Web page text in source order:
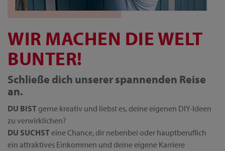
WIR MACHEN DIE WELT
BUNTER!
Schließe dich unserer spannenden Reise
an.
DU BISTgerne kreativ und liebst es, deine eigenen DIY-Ideen
zu verwirklichen?
DU SUCHSTeine Chance, dir nebenbei oder hauptberuflich
ein attraktives Einkommen und deine eigene Karriere